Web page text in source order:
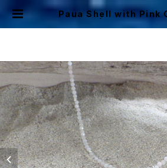
Paua Shell with Pink
925* | Mermaid